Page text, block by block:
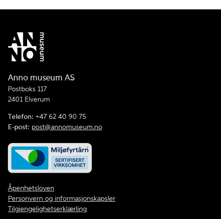
Anno museum AS
Postboks 117
2401 Elverum
Telefon: +47 62 40 90 75
E-post: post@annomuseum.no
Åpenhetsloven
Personvern og informasjonskapsler
Tilgjengelighetserklærling